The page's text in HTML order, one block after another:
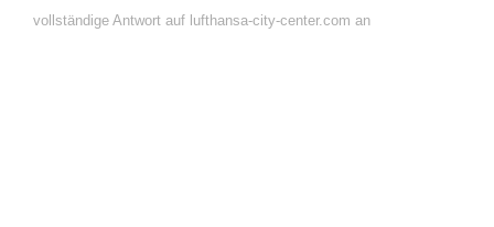
vollständige Antwort auf lufthansa-city-center.com an